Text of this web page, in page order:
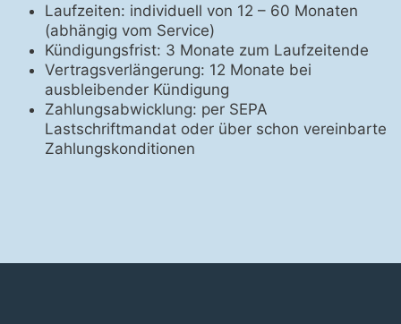
Laufzeiten: individuell von 12 – 60 Monaten
(abhängig vom Service)
Kündigungsfrist: 3 Monate zum Laufzeitende
Vertragsverlängerung: 12 Monate bei
ausbleibender Kündigung
Zahlungsabwicklung: per SEPA
Lastschriftmandat oder über schon vereinbarte
Zahlungskonditionen